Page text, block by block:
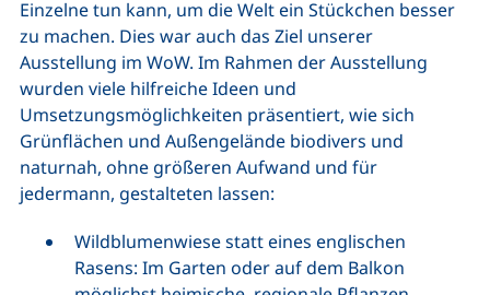
Einzelne tun kann, um die Welt ein Stückchen besser
zu machen. Dies war auch das Ziel unserer
Ausstellung im WoW. Im Rahmen der Ausstellung
wurden viele hilfreiche Ideen und
Umsetzungsmöglichkeiten präsentiert, wie sich
Grünflächen und Außengelände biodivers und
naturnah, ohne größeren Aufwand und für
jedermann, gestalteten lassen:
Wildblumenwiese statt eines englischen
Rasens: Im Garten oder auf dem Balkon